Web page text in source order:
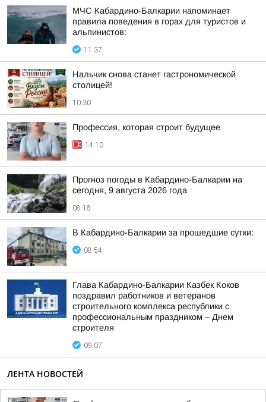
МЧС Кабардино-Балкарии напоминает
правила поведения в горах для туристов и
альпинистов:
11:37
Нальчик снова станет гастрономической
столицей!
10:30
Профессия, которая строит будущее
14:10
Прогноз погоды в Кабардино-Балкарии на
сегодня, 9 августа 2026 года
08:18
В Кабардино-Балкарии за прошедшие сутки:
08:54
Глава Кабардино-Балкарии Казбек Коков
поздравил работников и ветеранов
строительного комплекса республики с
профессиональным праздником – Днем
строителя
09:07
ЛЕНТА НОВОСТЕЙ